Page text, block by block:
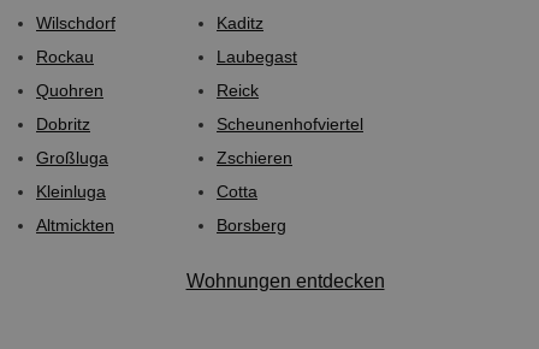
Wilschdorf
Rockau
Quohren
Dobritz
Großluga
Kleinluga
Altmickten
Kaditz
Laubegast
Reick
Scheunenhofviertel
Zschieren
Cotta
Borsberg
Wohnungen entdecken